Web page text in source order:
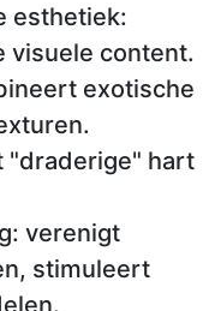
esthetiek:
visuele content.
exotische
"draderige" hart
verenigt
stimuleert